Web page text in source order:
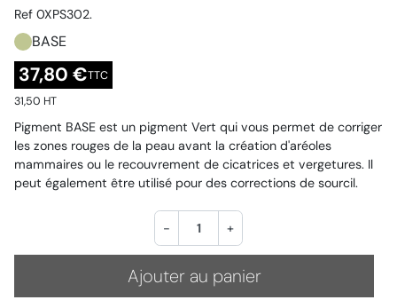
Ref 0XPS302.
BASE
37,80 €TTC
31,50 HT
Pigment BASE est un pigment Vert qui vous permet de corriger
les zones rouges de la peau avant la création d'aréoles
mammaires ou le recouvrement de cicatrices et vergetures. Il
peut également être utilisé pour des corrections de sourcil.
- +
Ajouter au panier